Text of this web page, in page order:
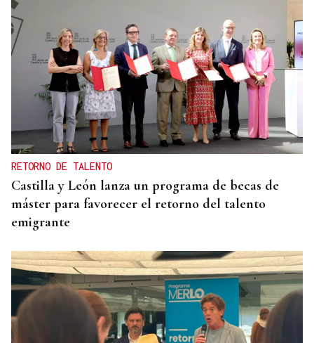
RETORNO DE TALENTO
Castilla y León lanza un programa de becas de
máster para favorecer el retorno del talento
emigrante